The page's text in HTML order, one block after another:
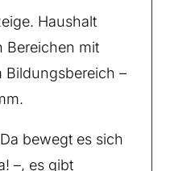
Haushalt
Bereichen mit
Bildungsbereich –
bewegt es sich
–, es gibt